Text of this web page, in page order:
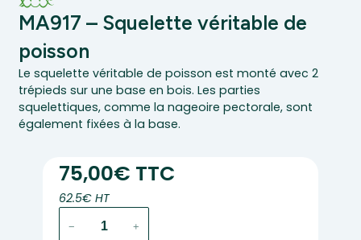
MA917 – Squelette véritable de
poisson
Le squelette véritable de poisson est monté avec 2
trépieds sur une base en bois. Les parties
squelettiques, comme la nageoire pectorale, sont
également fixées à la base.
75,00€ TTC
62.5€ HT
− +